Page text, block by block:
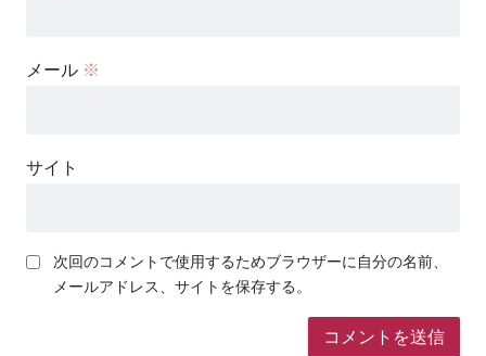
メール ※
サイト
次回のコメントで使用するためブラウザーに自分の名前、
メールアドレス、サイトを保存する。